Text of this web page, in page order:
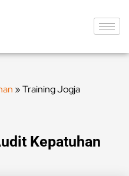
»Training Jogja
Kepatuhan